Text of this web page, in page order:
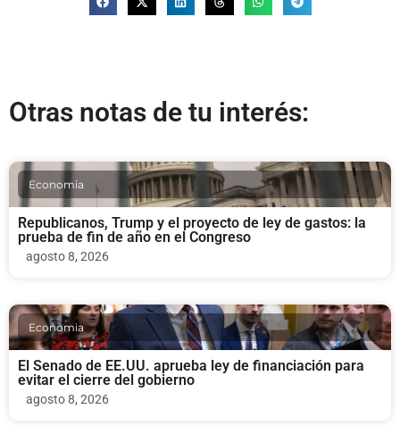
Otras notas de tu interés:
Economia
Republicanos, Trump y el proyecto de ley de gastos: la
prueba de fin de año en el Congreso
agosto 8, 2026
Economia
El Senado de EE.UU. aprueba ley de financiación para
evitar el cierre del gobierno
agosto 8, 2026